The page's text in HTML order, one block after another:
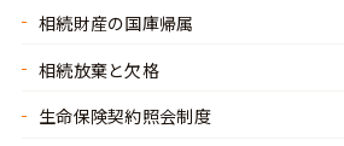
相続財産の国庫帰属
相続放棄と欠格
生命保険契約照会制度